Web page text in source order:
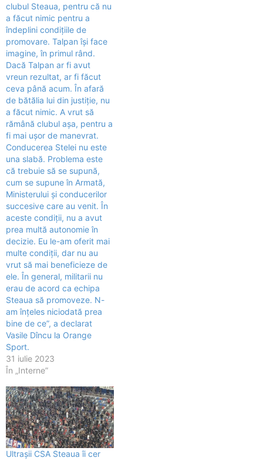
clubul Steaua, pentru că nu
a făcut nimic pentru a
îndeplini condiţiile de
promovare. Talpan îşi face
imagine, în primul rând.
Dacă Talpan ar fi avut
vreun rezultat, ar fi făcut
ceva până acum. În afară
de bătălia lui din justiţie, nu
a făcut nimic. A vrut să
rămână clubul aşa, pentru a
fi mai uşor de manevrat.
Conducerea Stelei nu este
una slabă. Problema este
că trebuie să se supună,
cum se supune în Armată,
Ministerului şi conducerilor
succesive care au venit. În
aceste condiţii, nu a avut
prea multă autonomie în
decizie. Eu le-am oferit mai
multe condiţii, dar nu au
vrut să mai beneficieze de
ele. În general, militarii nu
erau de acord ca echipa
Steaua să promoveze. N-
am înţeles niciodată prea
bine de ce”, a declarat
Vasile Dîncu la Orange
Sport.
31 iulie 2023
În „Interne”
Ultraşii CSA Steaua îi cer